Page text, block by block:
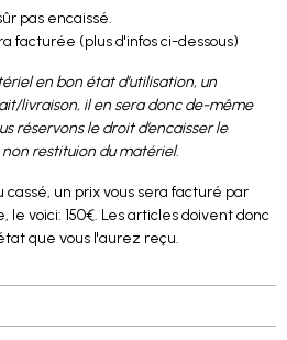
pas encaissé.
facturée (plus d'infos ci-dessous)
en bon état d’utilisation, un
livraison, il en sera donc de-même
réservons le droit d’encaisser le
restituion du matériel.
un prix vous sera facturé par
voici: 150€. Les articles doivent donc
que vous l'aurez reçu.